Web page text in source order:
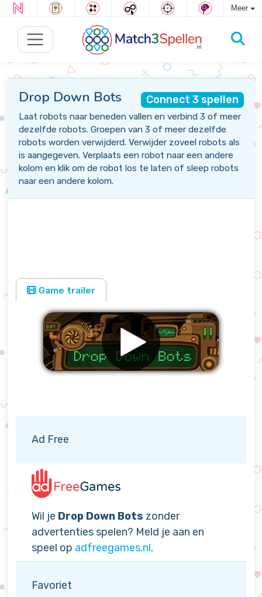
Meer
Connect 3 spellen
Drop Down Bots
Laat robots naar beneden vallen en verbind 3 of meer
dezelfde robots. Groepen van 3 of meer dezelfde
robots worden verwijderd. Verwijder zoveel robots als
is aangegeven. Verplaats een robot naar een andere
kolom en klik om de robot los te laten of sleep robots
naar een andere kolom.
Game trailer
Ad Free
Wil je Drop Down Bots zonder
advertenties spelen? Meld je aan en
speel op adfreegames.nl.
Favoriet